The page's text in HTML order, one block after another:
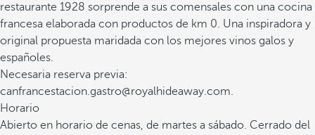
restaurante 1928 sorprende a sus comensales con una cocina
francesa elaborada con productos de km 0. Una inspiradora y
original propuesta maridada con los mejores vinos galos y
españoles.
Necesaria reserva previa:
canfrancestacion.gastro@royalhideaway.com.
Horario
Abierto en horario de cenas, de martes a sábado. Cerrado del